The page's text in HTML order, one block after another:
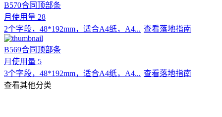
B570合同顶部条
月使用量 28
2个字段，48*192mm，适合A4纸，A4... 查看落地指南
B569合同顶部条
月使用量 5
3个字段，48*192mm，适合A4纸，A4... 查看落地指南
查看其他分类